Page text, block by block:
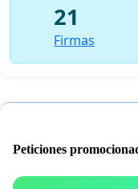
21
Firmas
Peticiones